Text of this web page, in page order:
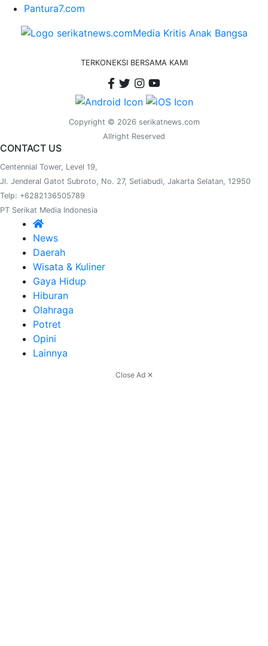
Pantura7.com
TERKONEKSI BERSAMA KAMI
Copyright © 2026 serikatnews.com
Allright Reserved
CONTACT US
Centennial Tower, Level 19,
Jl. Jenderal Gatot Subroto, No. 27, Setiabudi, Jakarta Selatan, 12950
Telp: +6282136505789
PT Serikat Media Indonesia
News
Daerah
Wisata & Kuliner
Gaya Hidup
Hiburan
Olahraga
Potret
Opini
Lainnya
Close Ad ✕